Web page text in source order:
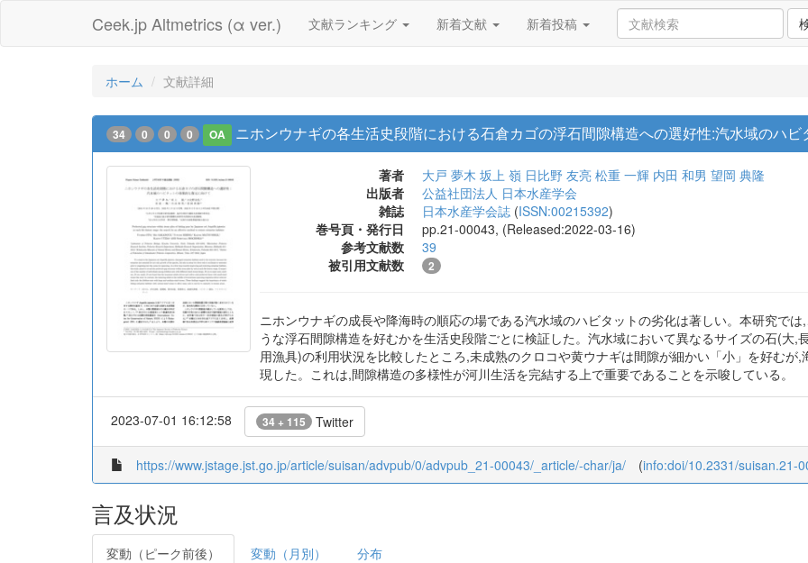
Ceek.jp Altmetrics (α ver.) 文献ランキング 新着文献 新着投稿
ホーム 文献詳細
34 0 0 0 OA ニホンウナギの各生活史段階における石倉カゴの浮石間隙構造への選好性:汽水域のハ
著者 大戸 夢木 坂上 嶺 日比野 友亮 松重 一輝 内田 和男 望岡 典隆
出版者
公益社団法人 日本水産学会
雑誌
日本水産学会誌 (ISSN:00215392)
巻号頁・発行日
pp.21-00043, (Released:2022-03-16)
参考文献数
39
被引用文献数
2
ニホンウナギの成長や降海時の順応の場である汽水域のハビタットの劣化は著しい。本研究で
うな浮石間隙構造を好むかを生活史段階ごとに検証した。汽水域において異なるサイズの石(大
用漁具)の利用状況を比較したところ,未成熟のクロコや黄ウナギは間隙が細かい「小」を好むが
現した。これは,間隙構造の多様性が河川生活を完結する上で重要であることを示唆している。
2023-07-01 16:12:58 34 + 115 Twitter
https://www.jstage.jst.go.jp/article/suisan/advpub/0/advpub_21-00043/_article/-char/ja/ (info:doi/10.2331/suisan.21-
言及状況
変動（ピーク前後） 変動（月別） 分布